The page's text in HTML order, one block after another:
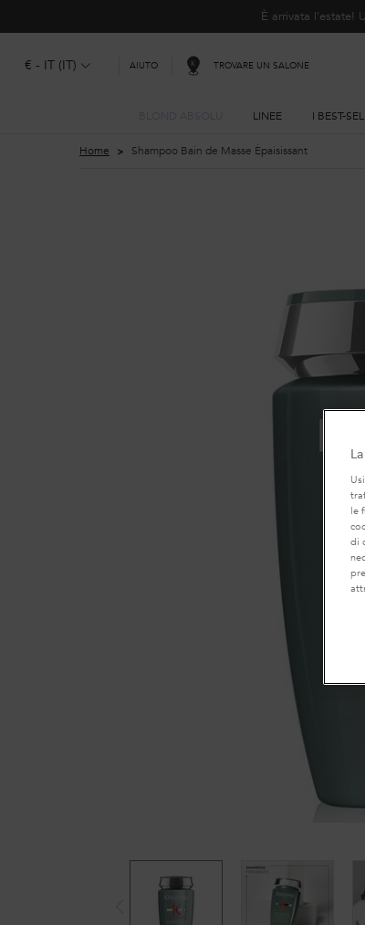
È arrivata l'estate!
€ - IT (IT) AIUTO TROVARE UN SALONE
LINEE I BEST-
Contenuto principale
Home Shampoo Bain de Masse Épaisissant
le
di